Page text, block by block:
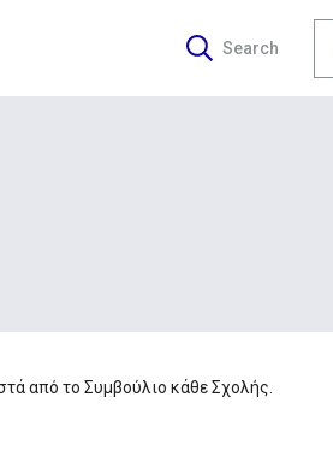
Search
από το Συμβούλιο κάθε Σχολής.